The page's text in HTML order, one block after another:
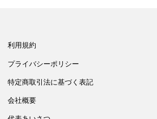
利用規約
プライバシーポリシー
特定商取引法に基づく表記
会社概要